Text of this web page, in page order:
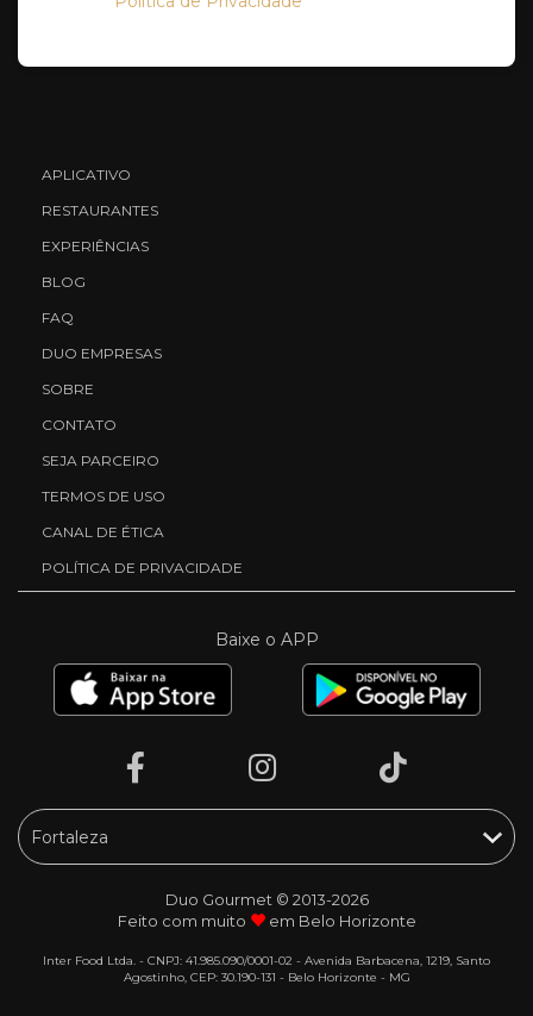
APLICATIVO
RESTAURANTES
EXPERIÊNCIAS
BLOG
FAQ
DUO EMPRESAS
SOBRE
CONTATO
SEJA PARCEIRO
TERMOS DE USO
CANAL DE ÉTICA
POLÍTICA DE PRIVACIDADE
Baixe o APP
Duo Gourmet © 2013-2026
Feito com muito
em Belo Horizonte
Inter Food Ltda. - CNPJ: 41.985.090/0001-02 - Avenida Barbacena, 1219, Santo
Agostinho, CEP: 30.190-131 - Belo Horizonte - MG